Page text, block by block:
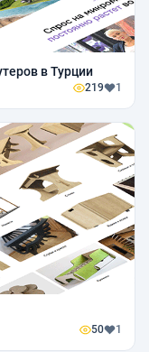
скутеров в Турции
219 1
50 1